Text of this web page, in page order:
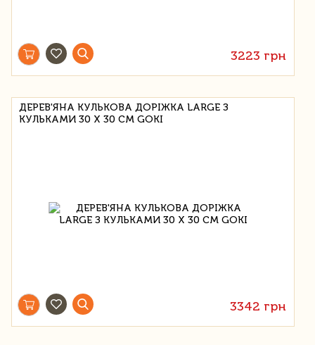
3223 грн
ДЕРЕВ'ЯНА КУЛЬКОВА ДОРІЖКА LARGE З
КУЛЬКАМИ 30 Х 30 СМ GOKI
3342 грн